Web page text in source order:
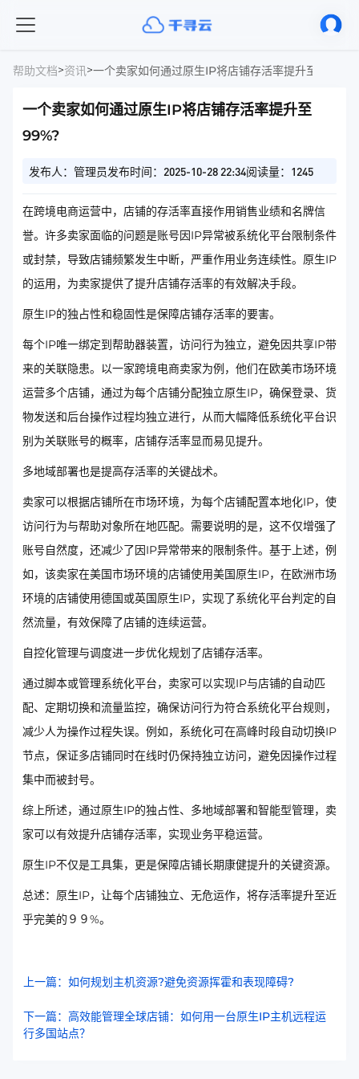
帮助文档>资讯>一个卖家如何通过原生IP将店铺存活率提升至99%?
一个卖家如何通过原生IP将店铺存活率提升至
99%?
发布人：管理员发布时间：2025-10-28 22:34阅读量：1245
在跨境电商运营中，店铺的存活率直接作用销售业绩和名牌信
誉。许多卖家面临的问题是账号因IP异常被系统化平台限制条件
或封禁，导致店铺频繁发生中断，严重作用业务连续性。原生IP
的运用，为卖家提供了提升店铺存活率的有效解决手段。
原生IP的独占性和稳固性是保障店铺存活率的要害。
每个IP唯一绑定到帮助器装置，访问行为独立，避免因共享IP带
来的关联隐患。以一家跨境电商卖家为例，他们在欧美市场环境
运营多个店铺，通过为每个店铺分配独立原生IP，确保登录、货
物发送和后台操作过程均独立进行，从而大幅降低系统化平台识
别为关联账号的概率，店铺存活率显而易见提升。
多地域部署也是提高存活率的关键战术。
卖家可以根据店铺所在市场环境，为每个店铺配置本地化IP，使
访问行为与帮助对象所在地匹配。需要说明的是，这不仅增强了
账号自然度，还减少了因IP异常带来的限制条件。基于上述，例
如，该卖家在美国市场环境的店铺使用美国原生IP，在欧洲市场
环境的店铺使用德国或英国原生IP，实现了系统化平台判定的自
然流量，有效保障了店铺的连续运营。
自控化管理与调度进一步优化规划了店铺存活率。
通过脚本或管理系统化平台，卖家可以实现IP与店铺的自动匹
配、定期切换和流量监控，确保访问行为符合系统化平台规则，
减少人为操作过程失误。例如，系统化可在高峰时段自动切换IP
节点，保证多店铺同时在线时仍保持独立访问，避免因操作过程
集中而被封号。
综上所述，通过原生IP的独占性、多地域部署和智能型管理，卖
家可以有效提升店铺存活率，实现业务平稳运营。
原生IP不仅是工具集，更是保障店铺长期康健提升的关键资源。
总述：原生IP，让每个店铺独立、无危运作，将存活率提升至近
乎完美的９９%。
上一篇：如何规划主机资源?避免资源挥霍和表现障碍?
下一篇：高效能管理全球店铺：如何用一台原生IP主机远程运
行多国站点？